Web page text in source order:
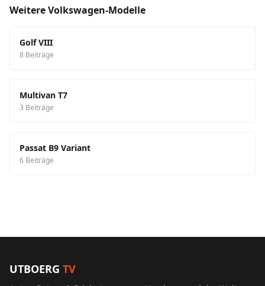
Weitere Volkswagen-Modelle
Golf VIII
8 Beiträge
Multivan T7
3 Beiträge
Passat B9 Variant
6 Beiträge
UTBOERG TV